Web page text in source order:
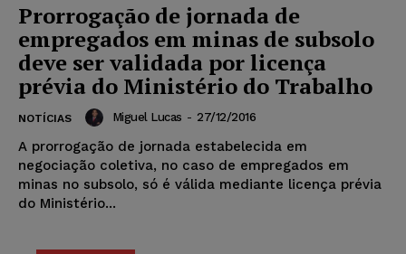
Prorrogação de jornada de
empregados em minas de subsolo
deve ser validada por licença
prévia do Ministério do Trabalho
NOTÍCIAS Miguel Lucas - 27/12/2016
A prorrogação de jornada estabelecida em
negociação coletiva, no caso de empregados em
minas no subsolo, só é válida mediante licença prévia
do Ministério...